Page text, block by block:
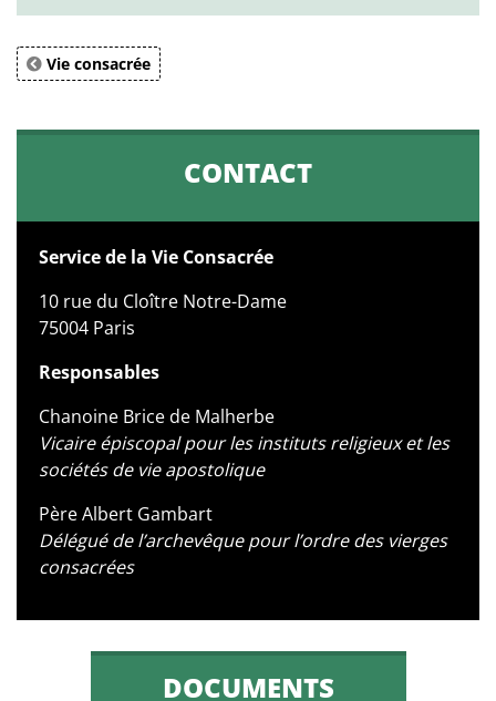
Vie consacrée
CONTACT
Service de la Vie Consacrée
10 rue du Cloître Notre-Dame
75004 Paris
Responsables
Chanoine Brice de Malherbe
Vicaire épiscopal pour les instituts religieux et les
sociétés de vie apostolique
Père Albert Gambart
Délégué de l’archevêque pour l’ordre des vierges
consacrées
DOCUMENTS